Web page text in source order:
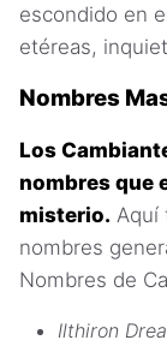
escondido en
etéreas,
Nombres
Los
nombres que
misterio. Aquí
nombres
Nombres de
Ilthiron